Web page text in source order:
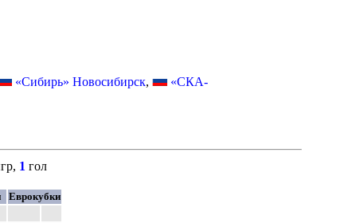
«Сибирь» Новосибирск,
«СКА-
1 гол
Еврокубки